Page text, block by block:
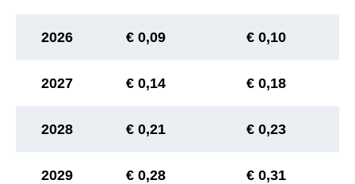
2026 € 0,09 € 0,10
2027 € 0,14 € 0,18
2028 € 0,21 € 0,23
2029 € 0,28 € 0,31